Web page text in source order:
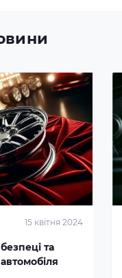
15 квітня 2024
та